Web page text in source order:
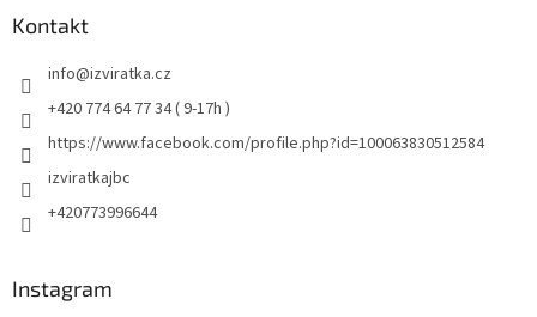
Kontakt
info@izviratka.cz
+420 774 64 77 34 ( 9-17h )
https://www.facebook.com/profile.php?id=100063830512584
izviratkajbc
+420773996644
Instagram